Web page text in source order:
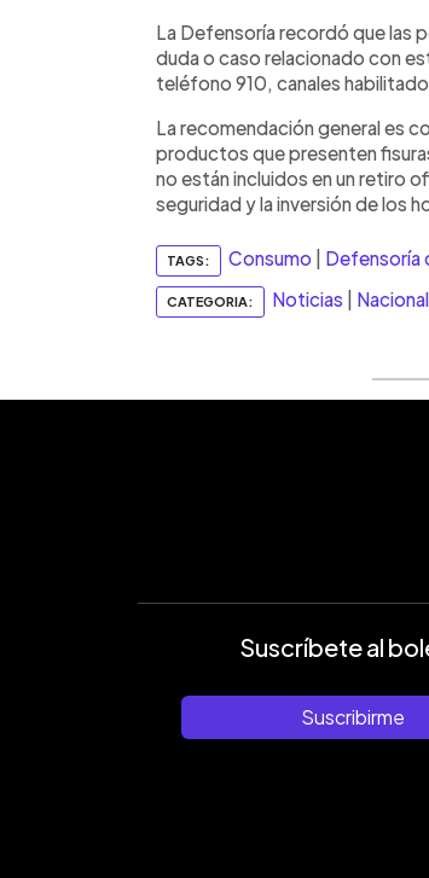
La Defensoría recordó que las
duda o caso relacionado con
teléfono 910, canales
La recomendación general es
productos que presenten
no están incluidos en un retiro
seguridad y la inversión de los
TAGS: Consumo Defensoría
CATEGORIA: Noticias Nacional
Suscríbete al
Suscribirme